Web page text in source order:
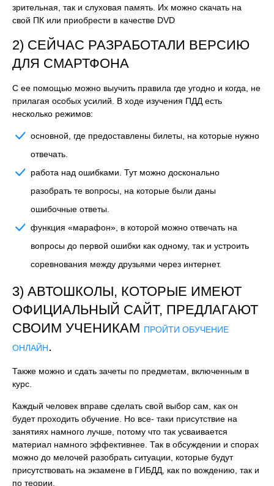
зрительная, так и слуховая память. Их можно скачать на
свой ПК или приобрести в качестве DVD
2) СЕЙЧАС РАЗРАБОТАЛИ ВЕРСИЮ
ДЛЯ СМАРТФОНА
С ее помощью можно выучить правила где угодно и когда, не
прилагая особых усилий. В ходе изучения ПДД есть
несколько режимов:
основной, где предоставлены билеты, на которые нужно
отвечать.
работа над ошибками. Тут можно досконально
разобрать те вопросы, на которые были даны
ошибочные ответы.
функция «марафон», в которой можно отвечать на
вопросы до первой ошибки как одному, так и устроить
соревнования между друзьями через интернет.
3) АВТОШКОЛЫ, КОТОРЫЕ ИМЕЮТ
ОФИЦИАЛЬНЫЙ САЙТ, ПРЕДЛАГАЮТ
СВОИМ УЧЕНИКАМ ПРОЙТИ ОБУЧЕНИЕ
ОНЛАЙН.
Также можно и сдать зачеты по предметам, включенным в
курс.
Каждый человек вправе сделать свой выбор сам, как он
будет проходить обучение. Но все- таки присутствие на
занятиях намного лучше, потому что так усваивается
материал намного эффективнее. Так в обсуждении и спорах
можно до мелочей разобрать ситуации, которые будут
присутствовать на экзамене в ГИБДД, как по вождению, так и
по теории.